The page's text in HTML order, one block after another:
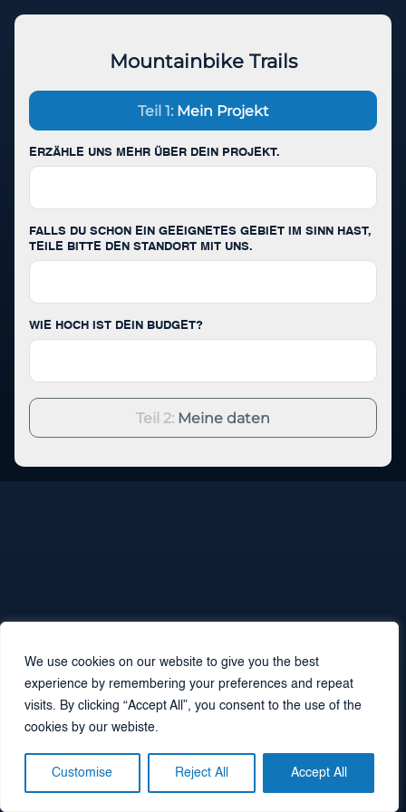
We use cookies on our website to give you the best
experience by remembering your preferences and repeat
visits. By clicking “Accept All”, you consent to the use of the
cookies by our webiste.
Customise Reject All Accept All
Mountainbike Trails
Teil 1:Mein Projekt
ERZÄHLE UNS MEHR ÜBER DEIN PROJEKT.
FALLS DU SCHON EIN GEEIGNETES GEBIET IM SINN HAST,
TEILE BITTE DEN STANDORT MIT UNS.
WIE HOCH IST DEIN BUDGET?
Teil 2: Meine daten